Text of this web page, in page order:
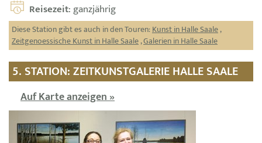
Reisezeit: ganzjährig
Diese Station gibt es auch in den Touren:Kunst in Halle Saale,
Zeitgenoessische Kunst in Halle Saale,Galerien in Halle Saale
5. STATION: ZEITKUNSTGALERIE HALLE SAALE
Auf Karte anzeigen »